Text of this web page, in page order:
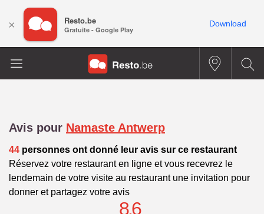
Avis pour Namaste Antwerp
44 personnes ont donné leur avis sur ce restaurant
Réservez votre restaurant en ligne et vous recevrez le
lendemain de votre visite au restaurant une invitation pour
donner et partagez votre avis
8.6
× Resto.be
Gratuite - Google Play
Download